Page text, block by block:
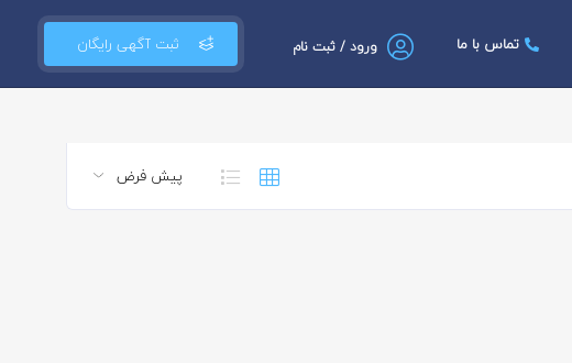
ورود / ثبت نام تماس با ما